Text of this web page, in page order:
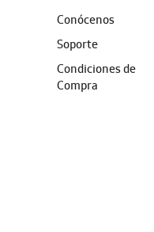
Conócenos
Soporte
Condiciones de
Compra